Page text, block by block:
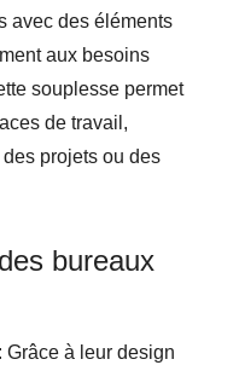
avec des éléments
aux besoins
souplesse permet
de travail,
projets ou des
bureaux
: Grâce à leur design